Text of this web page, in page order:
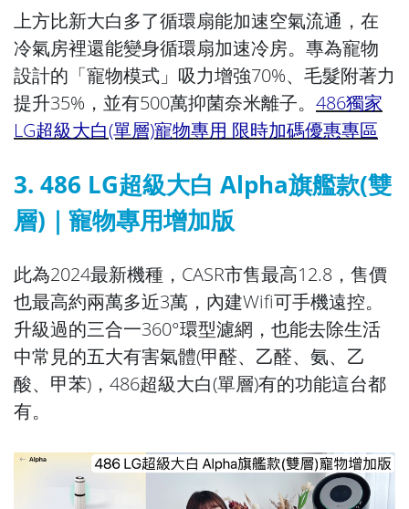
上方比新大白多了循環扇能加速空氣流通，在
冷氣房裡還能變身循環扇加速冷房。專為寵物
設計的「寵物模式」吸力增強70%、毛髮附著力
提升35%，並有500萬抑菌奈米離子。 486獨家
LG超級大白(單層)寵物專用 限時加碼優惠專區
3. 486 LG超級大白 Alpha旗艦款(雙
層)｜寵物專用增加版
此為2024最新機種，CASR市售最高12.8，售價
也最高約兩萬多近3萬，內建Wifi可手機遠控。
升級過的三合一360°環型濾網，也能去除生活
中常見的五大有害氣體(甲醛、乙醛、氨、乙
酸、甲苯)，486超級大白(單層)有的功能這台都
有。